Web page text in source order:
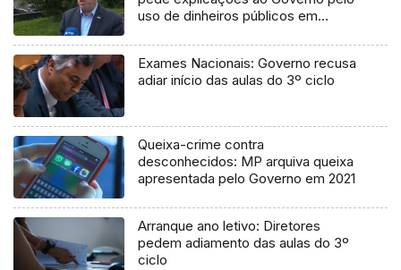
uso de dinheiros públicos em
Exames Nacionais: Governo recusa
adiar início das aulas do 3º ciclo
Queixa-crime contra
desconhecidos: MP arquiva queixa
apresentada pelo Governo em 2021
Arranque ano letivo: Diretores
pedem adiamento das aulas do 3º
ciclo